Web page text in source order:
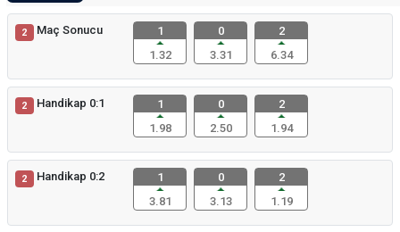
2 Maç Sonucu
1
1.32
0
3.31
2
6.34
2 Handikap 0:1
1
1.98
0
2.50
2
1.94
2 Handikap 0:2
1
3.81
0
3.13
2
1.19